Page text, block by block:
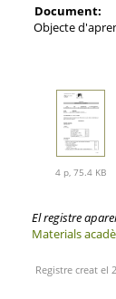
Document:
Objecte
4 p, 75.4 KB
El registre
Materials
Registre creat el